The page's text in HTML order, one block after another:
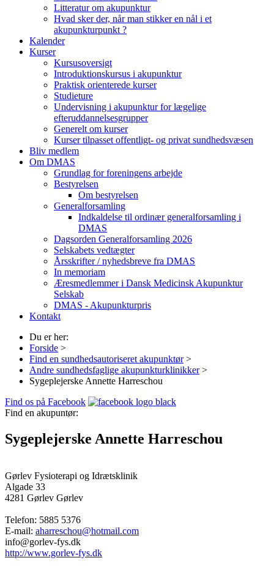
Litteratur om akupunktur
Hvad sker der, når man stikker en nål i et
akupunkturpunkt ?
Kalender
Kurser
Kursusoversigt
Introduktionskursus i akupunktur
Praktisk orienterede kurser
Studieture
Undervisning i akupunktur for lægelige
efteruddannelsesgrupper
Generelt om kurser
Kurser tilpasset offentligt- og privat sundhedsvæsen
Bliv medlem
Om DMAS
Grundlag for foreningens arbejde
Bestyrelsen
Om bestyrelsen
Generalforsamling
Indkaldelse til ordinær generalforsamling i
DMAS
Dagsorden Generalforsamling 2026
Selskabets vedtægter
Årsskrifter / nyhedsbreve fra DMAS
In memoriam
Æresmedlemmer i Dansk Medicinsk Akupunktur
Selskab
DMAS - Akupunkturpris
Kontakt
Du er her:
Forside >
Find en sundhedsautoriseret akupunktør >
Andre sundhedsfaglige akupunkturklinikker >
Sygeplejerske Annette Harreschou
Find os på Facebook
Find en akupuntør:
Sygeplejerske Annette Harreschou
Gørlev Fysioterapi og Idrætsklinik
Algade 33
4281 Gørlev Gørlev
Telefon: 5885 5376
E-mail: aharreschou@hotmail.com
info@gorlev-fys.dk
http://www.gorlev-fys.dk